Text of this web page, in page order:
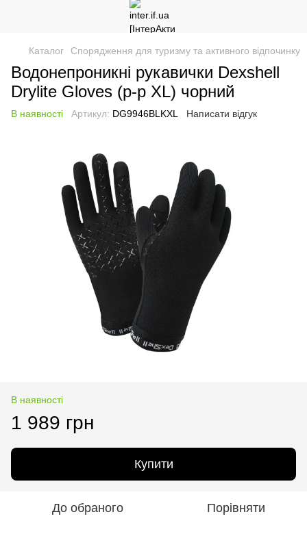
Каталог Спорядження для туризму та активного відпочинку
Водонепроникні рукавички Dexshell
Drylite Gloves (р-р XL) чорний
В наявності Артикул: DG9946BLKXL Написати відгук
В наявності
1 989 грн
Купити
До обраного Порівняти